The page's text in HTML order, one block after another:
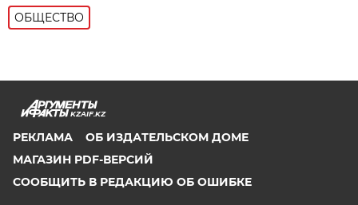
ОБЩЕСТВО
KZAIF.KZ
РЕКЛАМА
ОБ ИЗДАТЕЛЬСКОМ ДОМЕ
МАГАЗИН PDF-ВЕРСИЙ
СООБЩИТЬ В РЕДАКЦИЮ ОБ ОШИБКЕ